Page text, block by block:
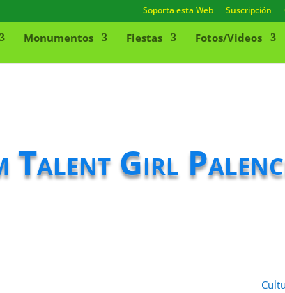
Soporta esta Web Suscripción
Monumentos Fiestas Fotos/Videos
Talent Girl